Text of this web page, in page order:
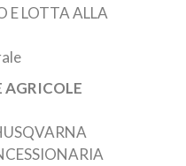
E LOTTA ALLA